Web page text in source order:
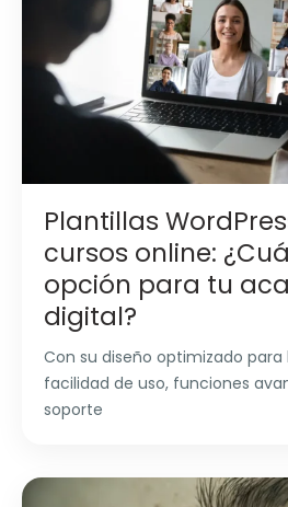
Plantillas
cursos online:
opción para tu
digital?
Con su diseño optimizado para
facilidad de uso, funciones
soporte